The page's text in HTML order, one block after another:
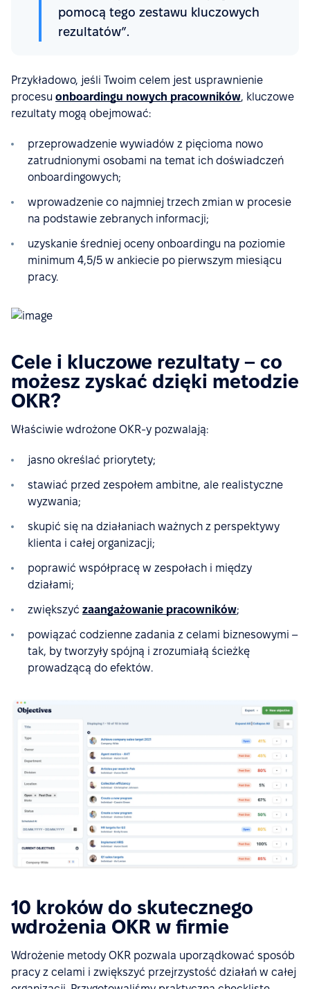
pomocą tego zestawu kluczowych
rezultatów”.
Przykładowo, jeśli Twoim celem jest usprawnienie
procesu onboardingu nowych pracowników, kluczowe
rezultaty mogą obejmować:
przeprowadzenie wywiadów z pięcioma nowo
zatrudnionymi osobami na temat ich doświadczeń
onboardingowych;
wprowadzenie co najmniej trzech zmian w procesie
na podstawie zebranych informacji;
uzyskanie średniej oceny onboardingu na poziomie
minimum 4,5/5 w ankiecie po pierwszym miesiącu
pracy.
Cele i kluczowe rezultaty – co
możesz zyskać dzięki metodzie
OKR?
Właściwie wdrożone OKR-y pozwalają:
jasno określać priorytety;
stawiać przed zespołem ambitne, ale realistyczne
wyzwania;
skupić się na działaniach ważnych z perspektywy
klienta i całej organizacji;
poprawić współpracę w zespołach i między
działami;
zwiększyć zaangażowanie pracowników;
powiązać codzienne zadania z celami biznesowymi –
tak, by tworzyły spójną i zrozumiałą ścieżkę
prowadzącą do efektów.
10 kroków do skutecznego
wdrożenia OKR w firmie
Wdrożenie metody OKR pozwala uporządkować sposób
pracy z celami i zwiększyć przejrzystość działań w całej